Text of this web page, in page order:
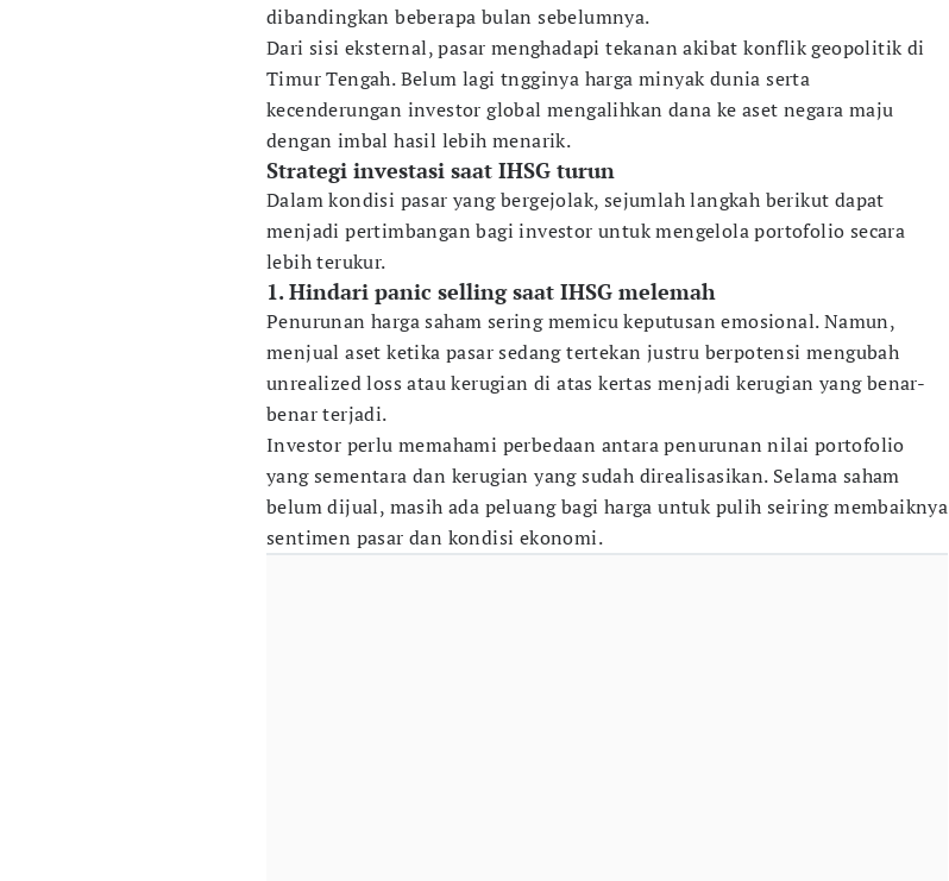
dibandingkan beberapa bulan sebelumnya.
Dari sisi eksternal, pasar menghadapi tekanan akibat konflik geopolitik di
Timur Tengah. Belum lagi tngginya harga minyak dunia serta
kecenderungan investor global mengalihkan dana ke aset negara maju
dengan imbal hasil lebih menarik.
Strategi investasi saat IHSG turun
Dalam kondisi pasar yang bergejolak, sejumlah langkah berikut dapat
menjadi pertimbangan bagi investor untuk mengelola portofolio secara
lebih terukur.
1. Hindari panic selling saat IHSG melemah
Penurunan harga saham sering memicu keputusan emosional. Namun,
menjual aset ketika pasar sedang tertekan justru berpotensi mengubah
unrealized loss atau kerugian di atas kertas menjadi kerugian yang benar-
benar terjadi.
Investor perlu memahami perbedaan antara penurunan nilai portofolio
yang sementara dan kerugian yang sudah direalisasikan. Selama saham
belum dijual, masih ada peluang bagi harga untuk pulih seiring membaiknya
sentimen pasar dan kondisi ekonomi.